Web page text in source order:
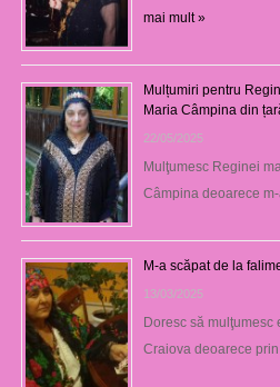
mai mult »
Mulțumiri pentru
Maria Câmpina din
22/05/2025
Mulţumesc Reginei
Câmpina deoarece m-
M-a scăpat de la
13/03/2025
Doresc să mulţumesc
Craiova deoarece prin